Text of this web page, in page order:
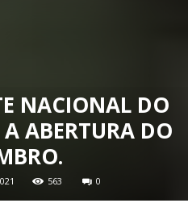
NACIONAL DO
ABERTURA DO
563 0